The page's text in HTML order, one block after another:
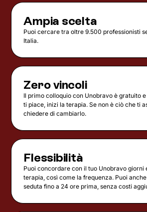
Ampia scelta
Puoi cercare tra oltre 9.500 professionisti
Italia.
Zero vincoli
Il primo colloquio con Unobravo è gratuito
ti piace, inizi la terapia. Se non è ciò che ti
chiedere di cambiarlo.
Flessibilità
Puoi concordare con il tuo Unobravo giorni
terapia, così come la frequenza. Puoi
seduta fino a 24 ore prima, senza costi